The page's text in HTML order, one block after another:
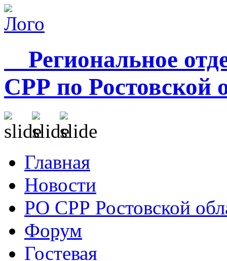
Региональное
СРР по Ростовской
Главная
Новости
РО СРР Ростовской
Форум
Гостевая